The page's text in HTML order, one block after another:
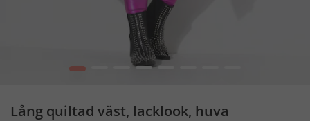
1
Lång quiltad väst, lacklook, huva